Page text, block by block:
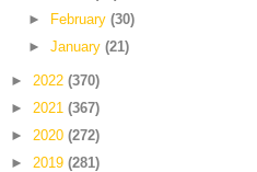
►
February (30)
► January (21)
► 2022 (370)
► 2021 (367)
► 2020 (272)
► 2019 (281)